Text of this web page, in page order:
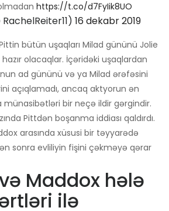
https://t.co/d7FyIik8UO
16 dekabr 2019
bütün uşaqları Milad gününü Jolie
olacaqlar. İçəridəki uşaqlardan
ad gününü və ya Milad ərəfəsini
açıqlamadı, ancaq aktyorun ən
münasibətləri bir neçə ildir gərgindir.
Pittdən boşanma iddiası qaldırdı.
arasında xüsusi bir təyyarədə
sonra evliliyin fişini çəkməyə qərar
Maddox hələ
ilə